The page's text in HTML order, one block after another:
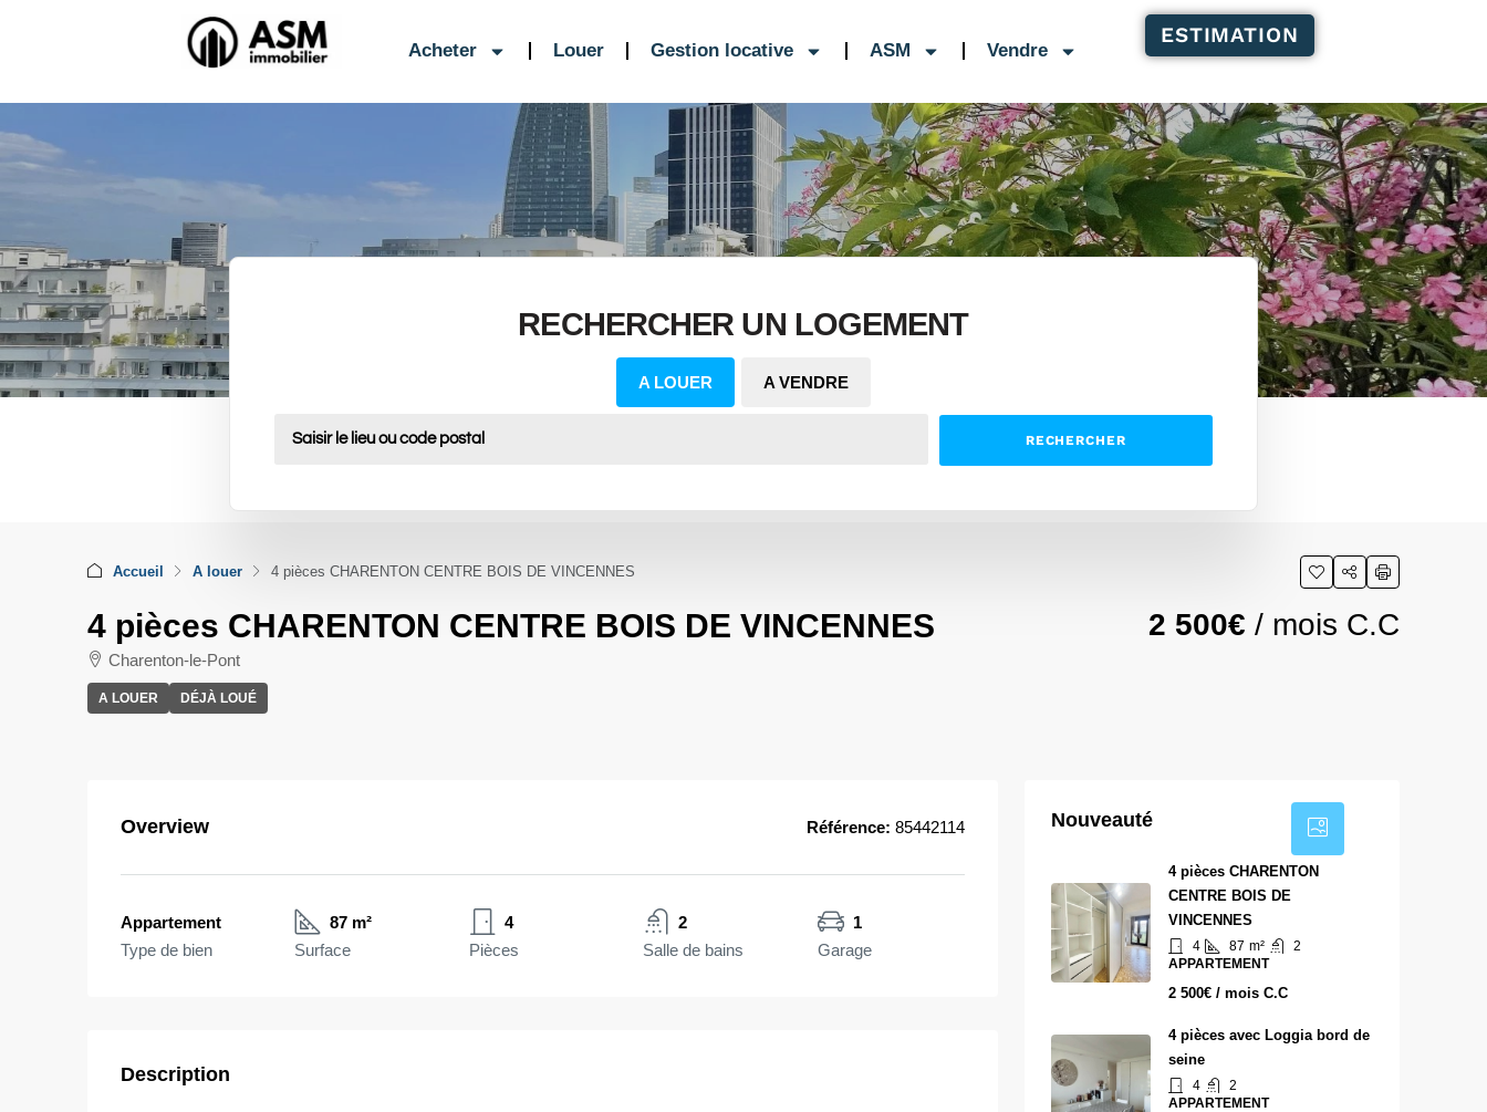
Acheter Louer Gestion locative ASM Vendre
ESTIMATION
RECHERCHER UN LOGEMENT
A LOUER A VENDRE
RECHERCHER
Accueil A louer 4 pièces CHARENTON CENTRE BOIS DE VINCENNES
4 pièces CHARENTON CENTRE BOIS DE VINCENNES
Charenton-le-Pont
A LOUER DÉJÀ LOUÉ
2 500€ / mois C.C
Overview Référence: 85442114
Appartement
Type de bien
87 m²
Surface
4
Pièces
2
Salle de bains
1
Garage
Description
Nouveauté
4 pièces CHARENTON
CENTRE BOIS DE
VINCENNES
4 87 m²
2
APPARTEMENT
2 500€ / mois C.C
4 pièces avec Loggia bord de
seine
4
2
APPARTEMENT